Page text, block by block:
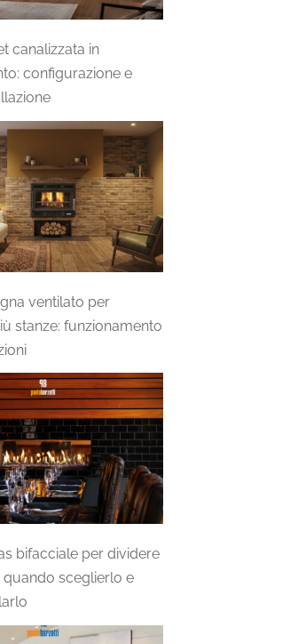
canalizzata in
configurazione e
ventilato per
stanze: funzionamento
bifacciale per dividere
quando sceglierlo e